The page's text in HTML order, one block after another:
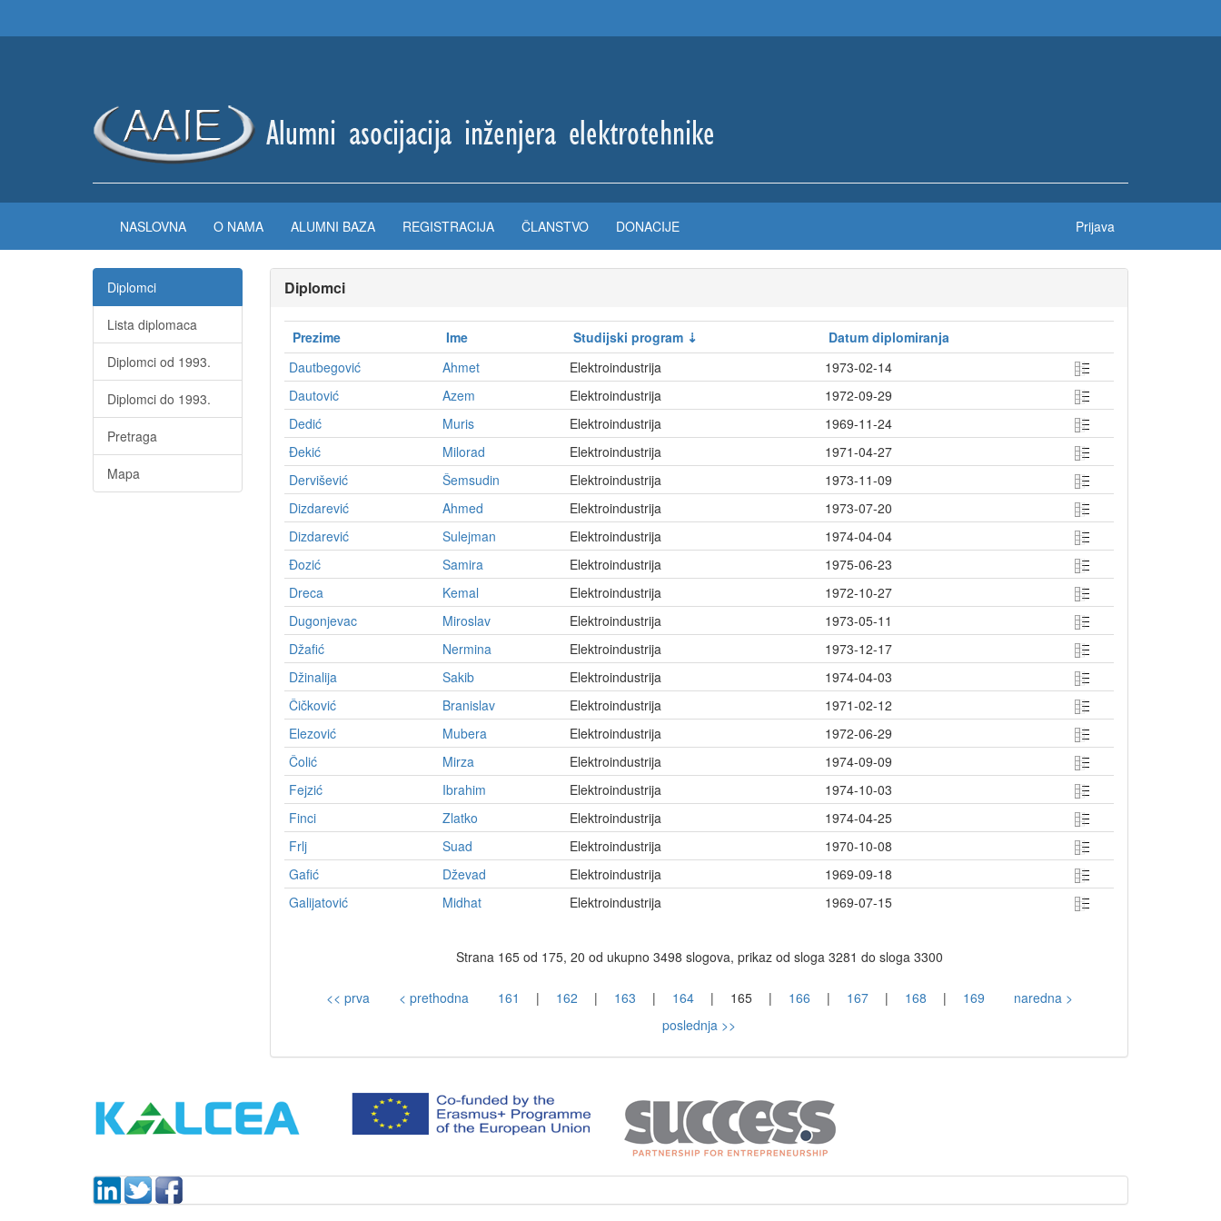
NASLOVNA O NAMA ALUMNI BAZA REGISTRACIJA ČLANSTVO DONACIJE Prijava
Diplomci
Lista diplomaca
Diplomci od 1993.
Diplomci do 1993.
Pretraga
Mapa
Diplomci
Prezime Ime Studijski program
Datum diplomiranja
Dautbegović
Ahmet Elektroindustrija
1973-02-14
Dautović
Azem Elektroindustrija
1972-09-29
Dedić
Muris Elektroindustrija
1969-11-24
Ðekić
Milorad Elektroindustrija
1971-04-27
Dervišević
Šemsudin Elektroindustrija
1973-11-09
Dizdarević
Ahmed Elektroindustrija
1973-07-20
Dizdarević
Sulejman Elektroindustrija
1974-04-04
Ðozić
Samira Elektroindustrija
1975-06-23
Dreca
Kemal Elektroindustrija
1972-10-27
Dugonjevac
Miroslav Elektroindustrija
1973-05-11
Džafić
Nermina Elektroindustrija
1973-12-17
Džinalija
Sakib Elektroindustrija
1974-04-03
Čičković
Branislav Elektroindustrija
1971-02-12
Elezović
Mubera Elektroindustrija
1972-06-29
Čolić
Mirza Elektroindustrija
1974-09-09
Fejzić
Ibrahim Elektroindustrija
1974-10-03
Finci
Zlatko Elektroindustrija
1974-04-25
Frlj
Suad Elektroindustrija
1970-10-08
Gafić
Dževad Elektroindustrija
1969-09-18
Galijatović
Midhat Elektroindustrija 1969-07-15
Strana 165 od 175, 20 od ukupno 3498 slogova, prikaz od sloga 3281 do sloga 3300
<< prva < prethodna 161 | 162 | 163 | 164 | 165 | 166 | 167 | 168 | 169
naredna >
poslednja >>